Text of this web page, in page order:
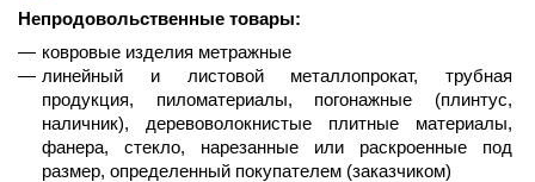
Непродовольственные товары:
ковровые изделия метражные
линейный и листовой металлопрокат, трубная
продукция, пиломатериалы, погонажные (плинтус,
наличник), деревоволокнистые плитные материалы,
фанера, стекло, нарезанные или раскроенные под
размер, определенный покупателем (заказчиком)